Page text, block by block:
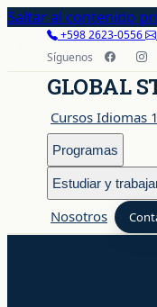
Saltar al contenido
+598 2623-0556
Síguenos
GLOBAL
Cursos Idiomas
Programas
Estudiar y
Nosotros